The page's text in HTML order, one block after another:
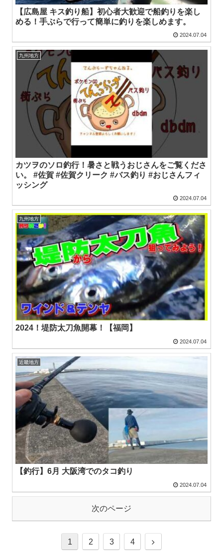
【広島屋 キス釣り船】初心者大歓迎で船釣りを楽し
める！手ぶらで行って簡単に釣りを楽しめます。
2024.07.04
九州地方
カツヲのソロ釣行！暑さと戦うおじさんをご覧くださ
い。 #佐賀 #佐賀クリーク #バス釣り #おじさんフィ
ッシング
2024.07.04
九州地方
2024！堤防太刀魚開幕！【福岡】
2024.07.04
近畿地方
【釣行】6月 大阪湾でのタコ釣り
2024.07.04
次のページ
1 2 3 4